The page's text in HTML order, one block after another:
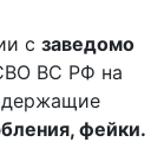
с заведомо
ВС РФ на
фейки.